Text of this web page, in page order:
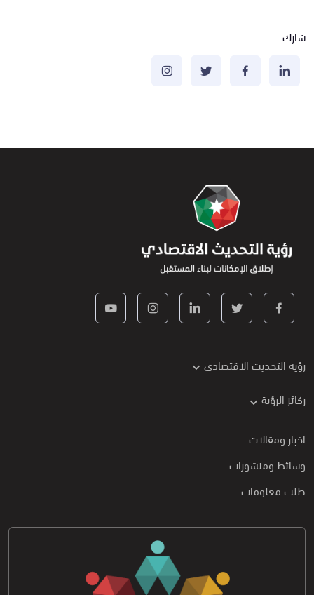
شارك
رؤية التحديث الاقتصادي
ركائز الرؤية
اخبار ومقالات
وسائط ومنشورات
طلب معلومات